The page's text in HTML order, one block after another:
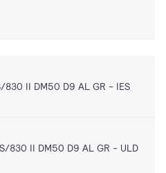
830 II DM50 D9 AL GR IES
830 II DM50 D9 AL GR ULD